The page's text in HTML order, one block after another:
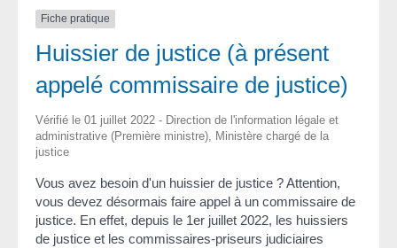
Fiche pratique
Huissier de justice (à présent
appelé commissaire de justice)
Vérifié le 01 juillet 2022 - Direction de l'information légale et
administrative (Première ministre), Ministère chargé de la
justice
Vous avez besoin d'un huissier de justice ? Attention,
vous devez désormais faire appel à un commissaire de
justice. En effet, depuis le 1er juillet 2022, les huissiers
de justice et les commissaires-priseurs judiciaires